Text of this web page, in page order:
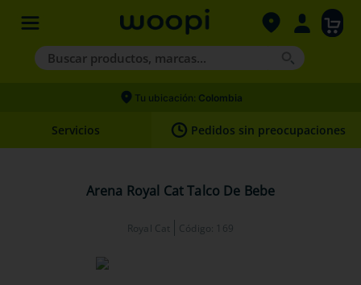
Buscar productos, marcas...
Términos más buscados
2.
nexgard
Tu ubicación: Colombia
Servicios Pedidos sin preocupaciones
Arena Royal Cat Talco De Bebe
Royal Cat Código: 169